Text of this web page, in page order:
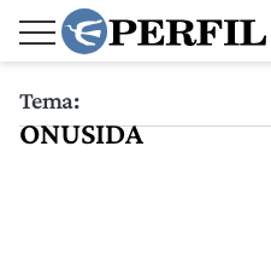
Tema:
ONUSIDA